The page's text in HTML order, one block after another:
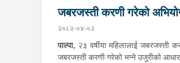
जबरजस्ती करणी गरेको
२०८२-०४-०२
पाल्पा, २३ वर्षीया महिलालाई जबरजस्ती
जबरजस्ती करणी गरेको भन्ने उजुरीको